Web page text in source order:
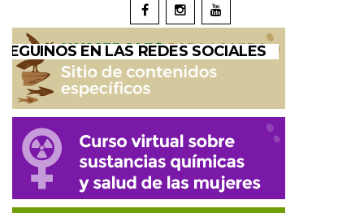
SEGUINOS EN LAS REDES SOCIALES